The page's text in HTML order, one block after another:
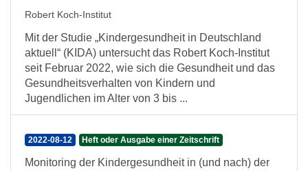
Robert Koch-Institut
Mit der Studie „Kindergesundheit in Deutschland
aktuell“ (KIDA) untersucht das Robert Koch-Institut
seit Februar 2022, wie sich die Gesundheit und das
Gesundheitsverhalten von Kindern und
Jugendlichen im Alter von 3 bis ...
2022-08-12 Heft oder Ausgabe einer Zeitschrift
Monitoring der Kindergesundheit in (und nach) der